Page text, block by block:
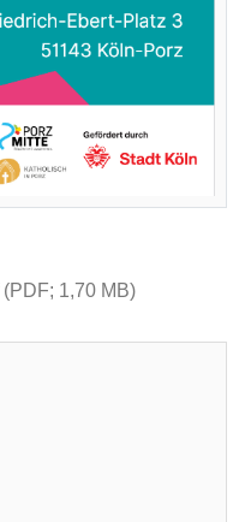
(PDF; 1,70 MB)